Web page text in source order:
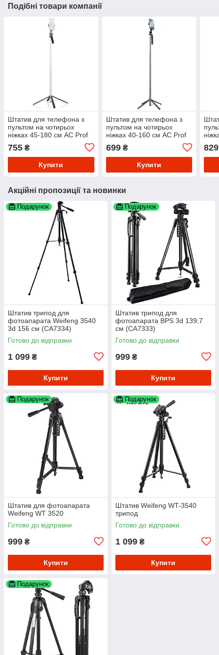
Подібні товари компанії
Штатив для телефона з
пультом на чотирьох
ніжках 45-180 см AC Prof
755 ₴
Купити
Штатив для телефона з
пультом на чотирьох
ніжках 40-160 см AC Prof
699₴
Купити
829
Акційні пропозиції та новинки
Подарунок
Штатив трипод для
фотоапарата Weifeng 3540
3d 156 см (CA7334)
Готово до відправки
1 099 ₴
Купити
Подарунок
Штатив трипод для
фотоапарата BPS 3d 139,7
см (CA7333)
Готово до відправки
999 ₴
Купити
Подарунок
Штатив для фотоапарата
Weifeng WT 3520
Готово до відправки
999 ₴
Купити
Подарунок
Штатив Weifeng WT-3540
трипод
Готово до відправки
1 099 ₴
Купити
Подарунок